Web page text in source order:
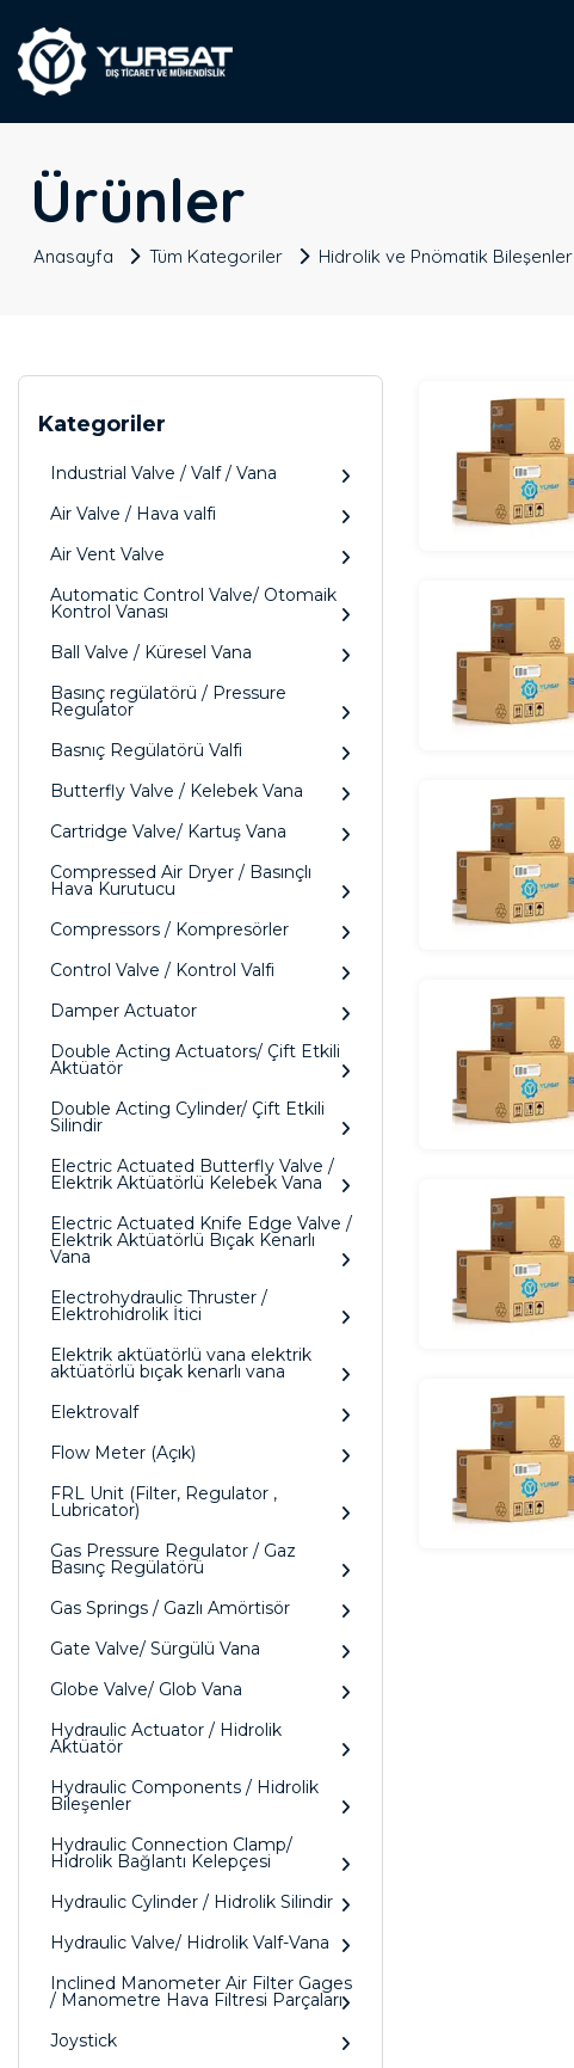
Ürünler
Anasayfa Tüm Kategoriler Hidrolik ve Pnömatik Bileşenler
Kategoriler
Industrial Valve / Valf / Vana
Air Valve / Hava valfi
Air Vent Valve
Automatic Control Valve/ Otomaik
Kontrol Vanası
Ball Valve / Küresel Vana
Basınç regülatörü / Pressure
Regulator
Basnıç Regülatörü Valfi
Butterfly Valve / Kelebek Vana
Cartridge Valve/ Kartuş Vana
Compressed Air Dryer / Basınçlı
Hava Kurutucu
Compressors / Kompresörler
Control Valve / Kontrol Valfi
Damper Actuator
Double Acting Actuators/ Çift Etkili
Aktüatör
Double Acting Cylinder/ Çift Etkili
Silindir
Electric Actuated Butterfly Valve /
Elektrik Aktüatörlü Kelebek Vana
Electric Actuated Knife Edge Valve /
Elektrik Aktüatörlü Bıçak Kenarlı
Vana
Electrohydraulic Thruster /
Elektrohidrolik İtici
Elektrik aktüatörlü vana elektrik
aktüatörlü bıçak kenarlı vana
Elektrovalf
Flow Meter (Açık)
FRL Unit (Filter, Regulator ,
Lubricator)
Gas Pressure Regulator / Gaz
Basınç Regülatörü
Gas Springs / Gazlı Amörtisör
Gate Valve/ Sürgülü Vana
Globe Valve/ Glob Vana
Hydraulic Actuator / Hidrolik
Aktüatör
Hydraulic Components / Hidrolik
Bileşenler
Hydraulic Connection Clamp/
Hidrolik Bağlantı Kelepçesi
Hydraulic Cylinder / Hidrolik Silindir
Hydraulic Valve/ Hidrolik Valf-Vana
Inclined Manometer Air Filter Gages
/ Manometre Hava Filtresi Parçaları
Joystick